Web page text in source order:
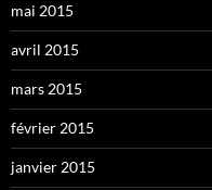
mai 2015
avril 2015
mars 2015
février 2015
janvier 2015